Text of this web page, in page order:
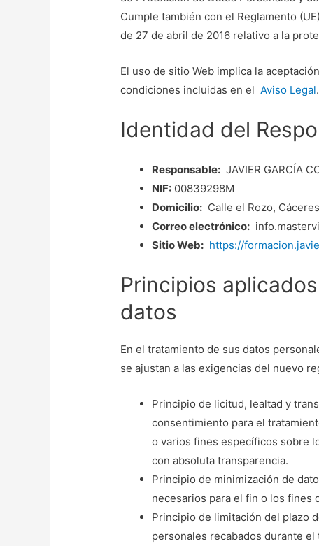
Cumple también con el Reglamento
de 27 de abril de 2016 relativo a la
El uso de sitio Web implica la
condiciones incluidas en el Aviso Legal.
Identidad del
Responsable: JAVIER GARCÍA
NIF: 00839298M
Domicilio: Calle el Rozo,
Correo electrónico:
Sitio Web: https://
Principios
datos
En el tratamiento de sus datos
se ajustan a las exigencias del nuevo
Principio de licitud, lealtad y
consentimiento para el
o varios fines específicos sobre
con absoluta transparencia.
Principio de minimización de
necesarios para el fin o los fines
Principio de limitación del plazo
personales recabados durante